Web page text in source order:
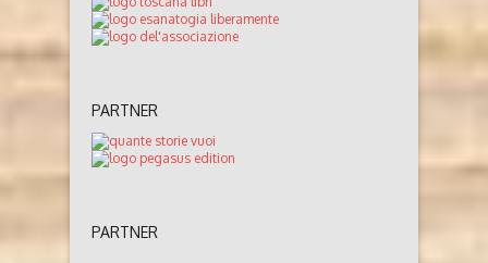
PARTNER
PARTNER